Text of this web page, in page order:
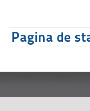
Pagina de